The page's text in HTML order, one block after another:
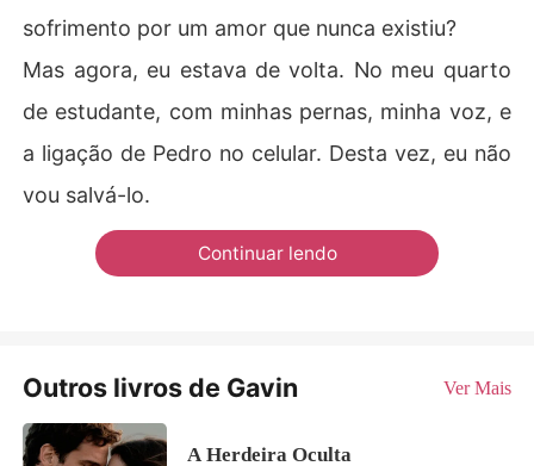
sofrimento por um amor que nunca existiu?
Mas agora, eu estava de volta. No meu quarto
de estudante, com minhas pernas, minha voz, e
a ligação de Pedro no celular. Desta vez, eu não
vou salvá-lo.
Continuar lendo
Outros livros de Gavin Ver Mais
A Herdeira Oculta